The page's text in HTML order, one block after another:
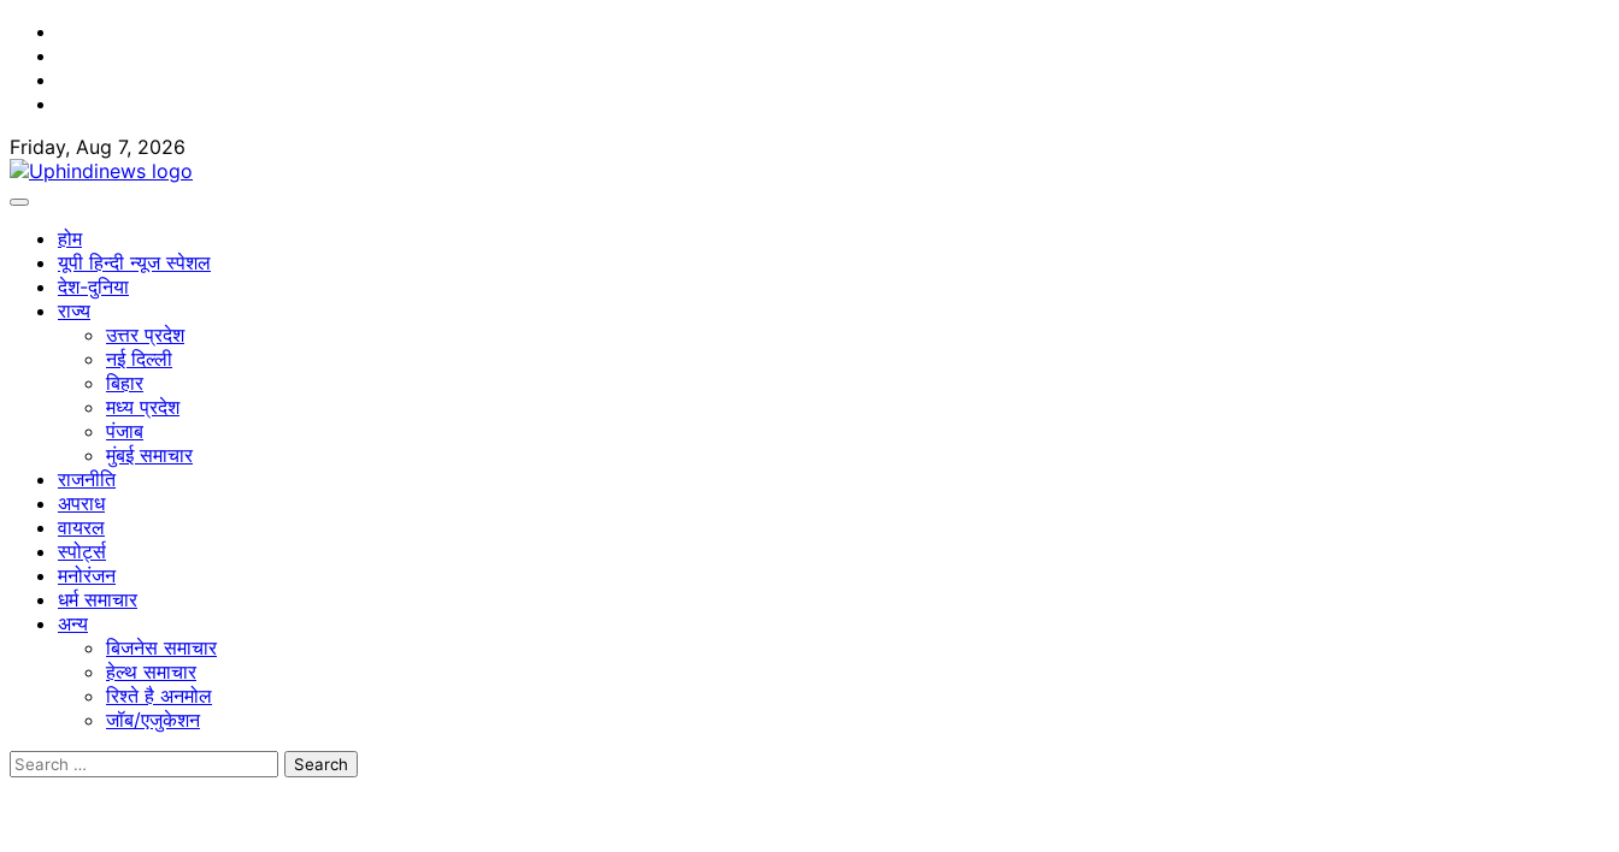
Skip
content
Friday, Aug 7, 2026
होम
यूपी हिन्दी न्यूज स्पेशल
देश-दुनिया
राज्य
उत्तर प्रदेश
नई दिल्ली
बिहार
मध्य प्रदेश
पंजाब
मुंबई समाचार
राजनीति
अपराध
वायरल
स्पोर्ट्स
मनोरंजन
धर्म समाचार
अन्य
बिजनेस समाचार
हेल्थ समाचार
रिश्ते है अनमोल
जॉब/एजुकेशन
Search